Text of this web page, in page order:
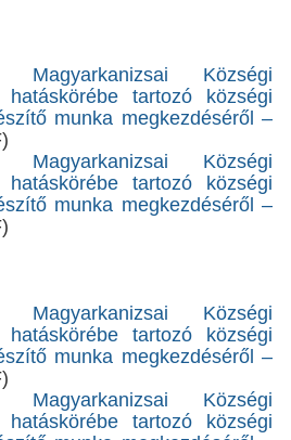
Községi
hatáskörébe tartozó községi
munka megkezdéséről –
Községi
hatáskörébe tartozó községi
munka megkezdéséről –
Községi
hatáskörébe tartozó községi
munka megkezdéséről –
Községi
hatáskörébe tartozó községi